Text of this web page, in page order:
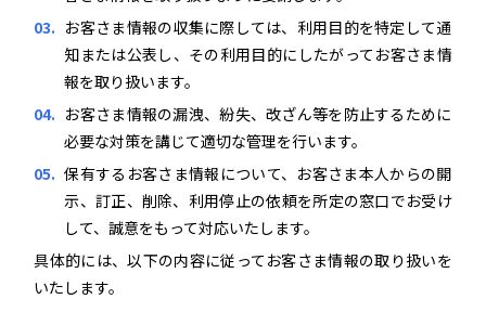
お客さま情報の収集に際しては、利用目的を特定して通
知または公表し、その利用目的にしたがってお客さま情
報を取り扱います。
お客さま情報の漏洩、紛失、改ざん等を防止するために
必要な対策を講じて適切な管理を行います。
保有するお客さま情報について、お客さま本人からの開
示、訂正、削除、利用停止の依頼を所定の窓口でお受け
して、誠意をもって対応いたします。
具体的には、以下の内容に従ってお客さま情報の取り扱いを
いたします。